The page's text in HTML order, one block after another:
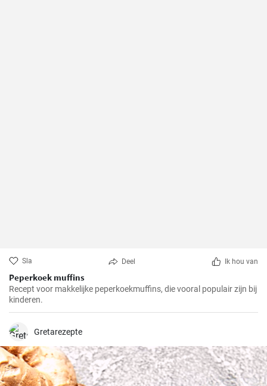
Sla Deel Ik hou van
Peperkoek muffins
Recept voor makkelijke peperkoekmuffins, die vooral populair zijn bij
kinderen.
Gretarezepte